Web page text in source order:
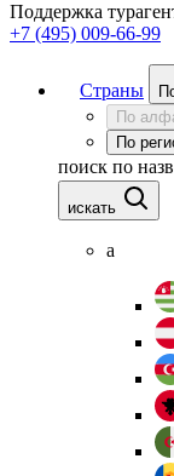
Поддержка
+7 (495) 009-66-99
Страны
По
По
поиск по
искать
а